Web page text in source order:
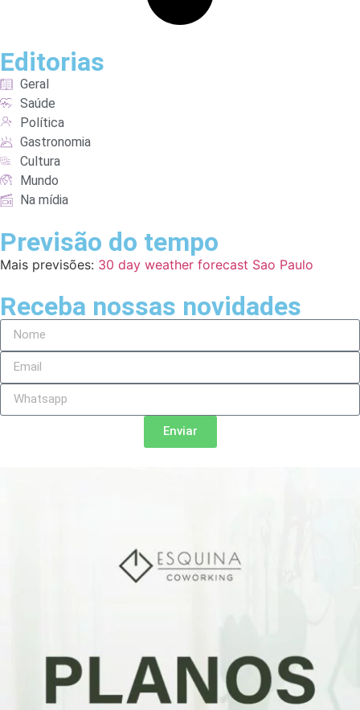
Editorias
Geral
Saúde
Política
Gastronomia
Cultura
Mundo
Na mídia
Previsão do tempo
Mais previsões: 30 day weather forecast Sao Paulo
Receba nossas novidades
Enviar